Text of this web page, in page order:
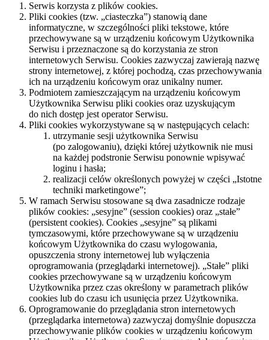
Serwis korzysta z plików cookies.
Pliki cookies (tzw. „ciasteczka”) stanowią dane
informatyczne, w szczególności pliki tekstowe, które
przechowywane są w urządzeniu końcowym Użytkownika
Serwisu i przeznaczone są do korzystania ze stron
internetowych Serwisu. Cookies zazwyczaj zawierają nazwę
strony internetowej, z której pochodzą, czas przechowywania
ich na urządzeniu końcowym oraz unikalny numer.
Podmiotem zamieszczającym na urządzeniu końcowym
Użytkownika Serwisu pliki cookies oraz uzyskującym
do nich dostęp jest operator Serwisu.
Pliki cookies wykorzystywane są w następujących celach:
utrzymanie sesji użytkownika Serwisu
(po zalogowaniu), dzięki której użytkownik nie musi
na każdej podstronie Serwisu ponownie wpisywać
loginu i hasła;
realizacji celów określonych powyżej w części „Istotne
techniki marketingowe”;
W ramach Serwisu stosowane są dwa zasadnicze rodzaje
plików cookies: „sesyjne” (session cookies) oraz „stałe”
(persistent cookies). Cookies „sesyjne” są plikami
tymczasowymi, które przechowywane są w urządzeniu
końcowym Użytkownika do czasu wylogowania,
opuszczenia strony internetowej lub wyłączenia
oprogramowania (przeglądarki internetowej). „Stałe” pliki
cookies przechowywane są w urządzeniu końcowym
Użytkownika przez czas określony w parametrach plików
cookies lub do czasu ich usunięcia przez Użytkownika.
Oprogramowanie do przeglądania stron internetowych
(przeglądarka internetowa) zazwyczaj domyślnie dopuszcza
przechowywanie plików cookies w urządzeniu końcowym